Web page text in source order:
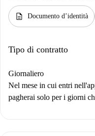
description Documento d’identità
Tipo di contratto
Giornaliero
Nel mese in cui entri
pagherai solo per i giorni